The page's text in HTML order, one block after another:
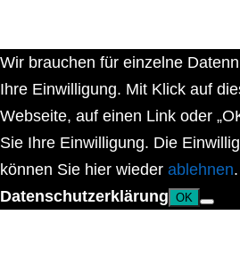
Wir brauchen für einzelne
Ihre Einwilligung. Mit Klick auf
Webseite, auf einen Link oder
Sie Ihre Einwilligung. Die
können Sie hier wieder ablehnen.
Datenschutzerklärung OK